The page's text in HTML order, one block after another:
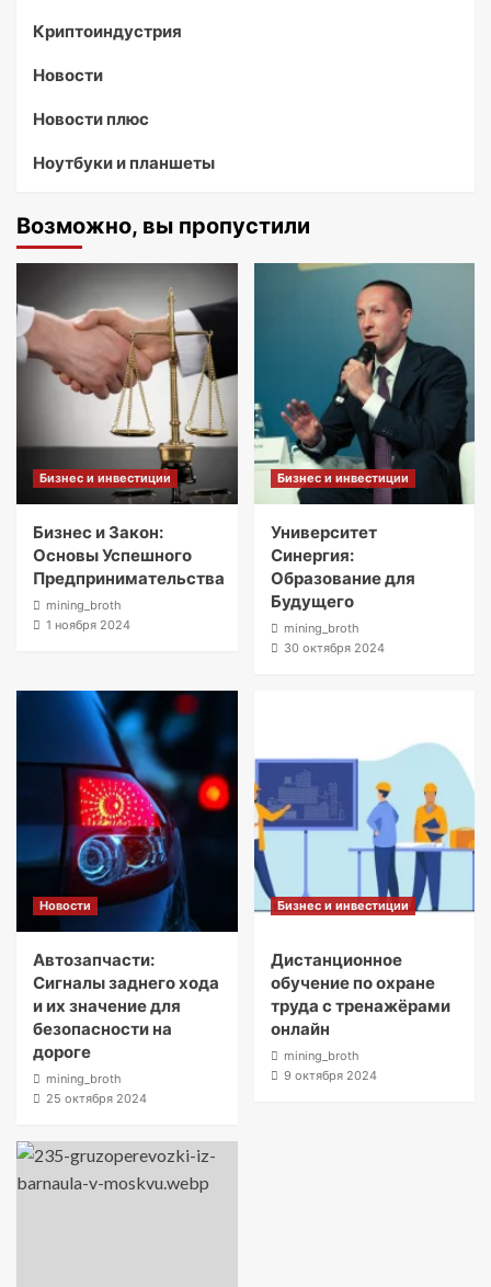
Криптоиндустрия
Новости
Новости плюс
Ноутбуки и планшеты
Возможно, вы пропустили
Бизнес и инвестиции
Бизнес и Закон:
Основы Успешного
Предпринимательства
mining_broth
1 ноября 2024
Бизнес и инвестиции
Университет
Синергия:
Образование для
Будущего
mining_broth
30 октября 2024
Новости
Автозапчасти:
Сигналы заднего хода
и их значение для
безопасности на
дороге
mining_broth
25 октября 2024
Бизнес и инвестиции
Дистанционное
обучение по охране
труда с тренажёрами
онлайн
mining_broth
9 октября 2024